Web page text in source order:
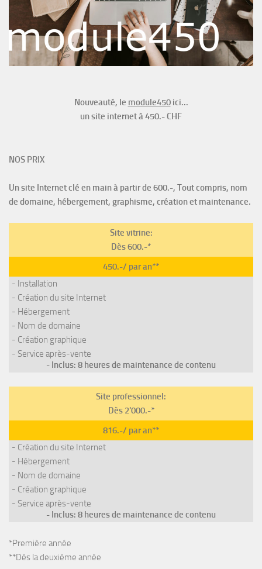
Nouveauté, le module450ici...
un site internet à 450.- CHF
NOS PRIX
Un site Internet clé en main à partir de 600.-, Tout compris, nom
de domaine, hébergement, graphisme, création et maintenance.
Site vitrine:
Dès 600.-*
450.-/ par an**
- Installation
- Création du site Internet
- Hébergement
- Nom de domaine
- Création graphique
- Service après-vente
- Inclus: 8 heures de maintenance de contenu
Site professionnel:
Dès 2'000.-*
816.-/ par an**
- Création du site Internet
- Hébergement
- Nom de domaine
- Création graphique
- Service après-vente
- Inclus: 8 heures de maintenance de contenu
*Première année
**Dès la deuxième année